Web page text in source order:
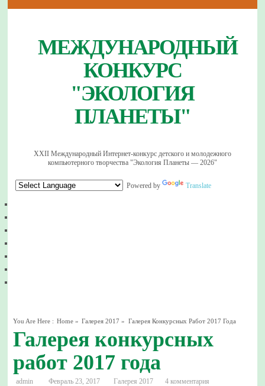
МЕЖДУНАРОДНЫЙ
КОНКУРС
"ЭКОЛОГИЯ
ПЛАНЕТЫ"
XXII Международный Интернет-конкурс детского и молодежного
компьютерного творчества "Экология Планеты — 2026"
Powered by Translate
You Are Here : Home » Галерея 2017 » Галерея Конкурсных Работ 2017 Года
Галерея конкурсных
работ 2017 года
admin Февраль 23, 2017 Галерея 2017 4 комментария